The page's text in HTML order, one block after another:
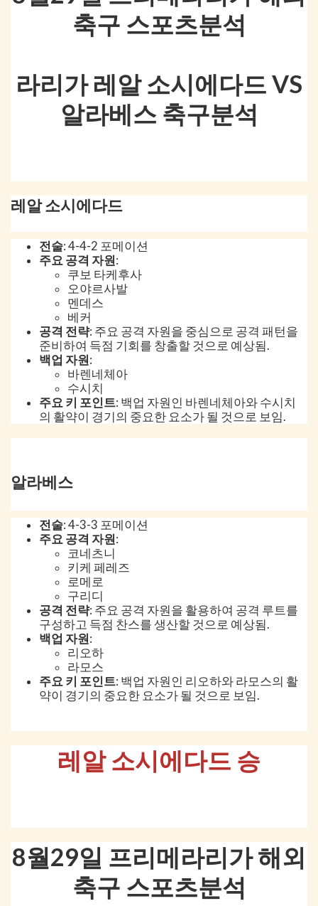
축구 스포츠분석
라리가 레알 소시에다드 VS
알라베스 축구분석
레알 소시에다드
전술: 4-4-2 포메이션
주요 공격 자원:
쿠보 타케후사
오야르사발
멘데스
베커
공격 전략: 주요 공격 자원을 중심으로 공격 패턴을
준비하여 득점 기회를 창출할 것으로 예상됨.
백업 자원:
바렌네체아
수시치
주요 키 포인트: 백업 자원인 바렌네체아와 수시치
의 활약이 경기의 중요한 요소가 될 것으로 보임.
알라베스
전술: 4-3-3 포메이션
주요 공격 자원:
코네츠니
키케 페레즈
로메로
구리디
공격 전략: 주요 공격 자원을 활용하여 공격 루트를
구성하고 득점 찬스를 생산할 것으로 예상됨.
백업 자원:
리오하
라모스
주요 키 포인트: 백업 자원인 리오하와 라모스의 활
약이 경기의 중요한 요소가 될 것으로 보임.
레알 소시에다드 승
8월29일 프리메라리가 해외
축구 스포츠분석